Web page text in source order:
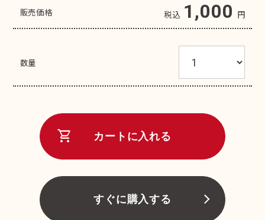
販売価格 税込 1,000 円
数量
shopping_cart カートに入れる
すぐに購入する